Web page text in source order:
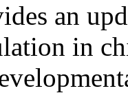
an
in